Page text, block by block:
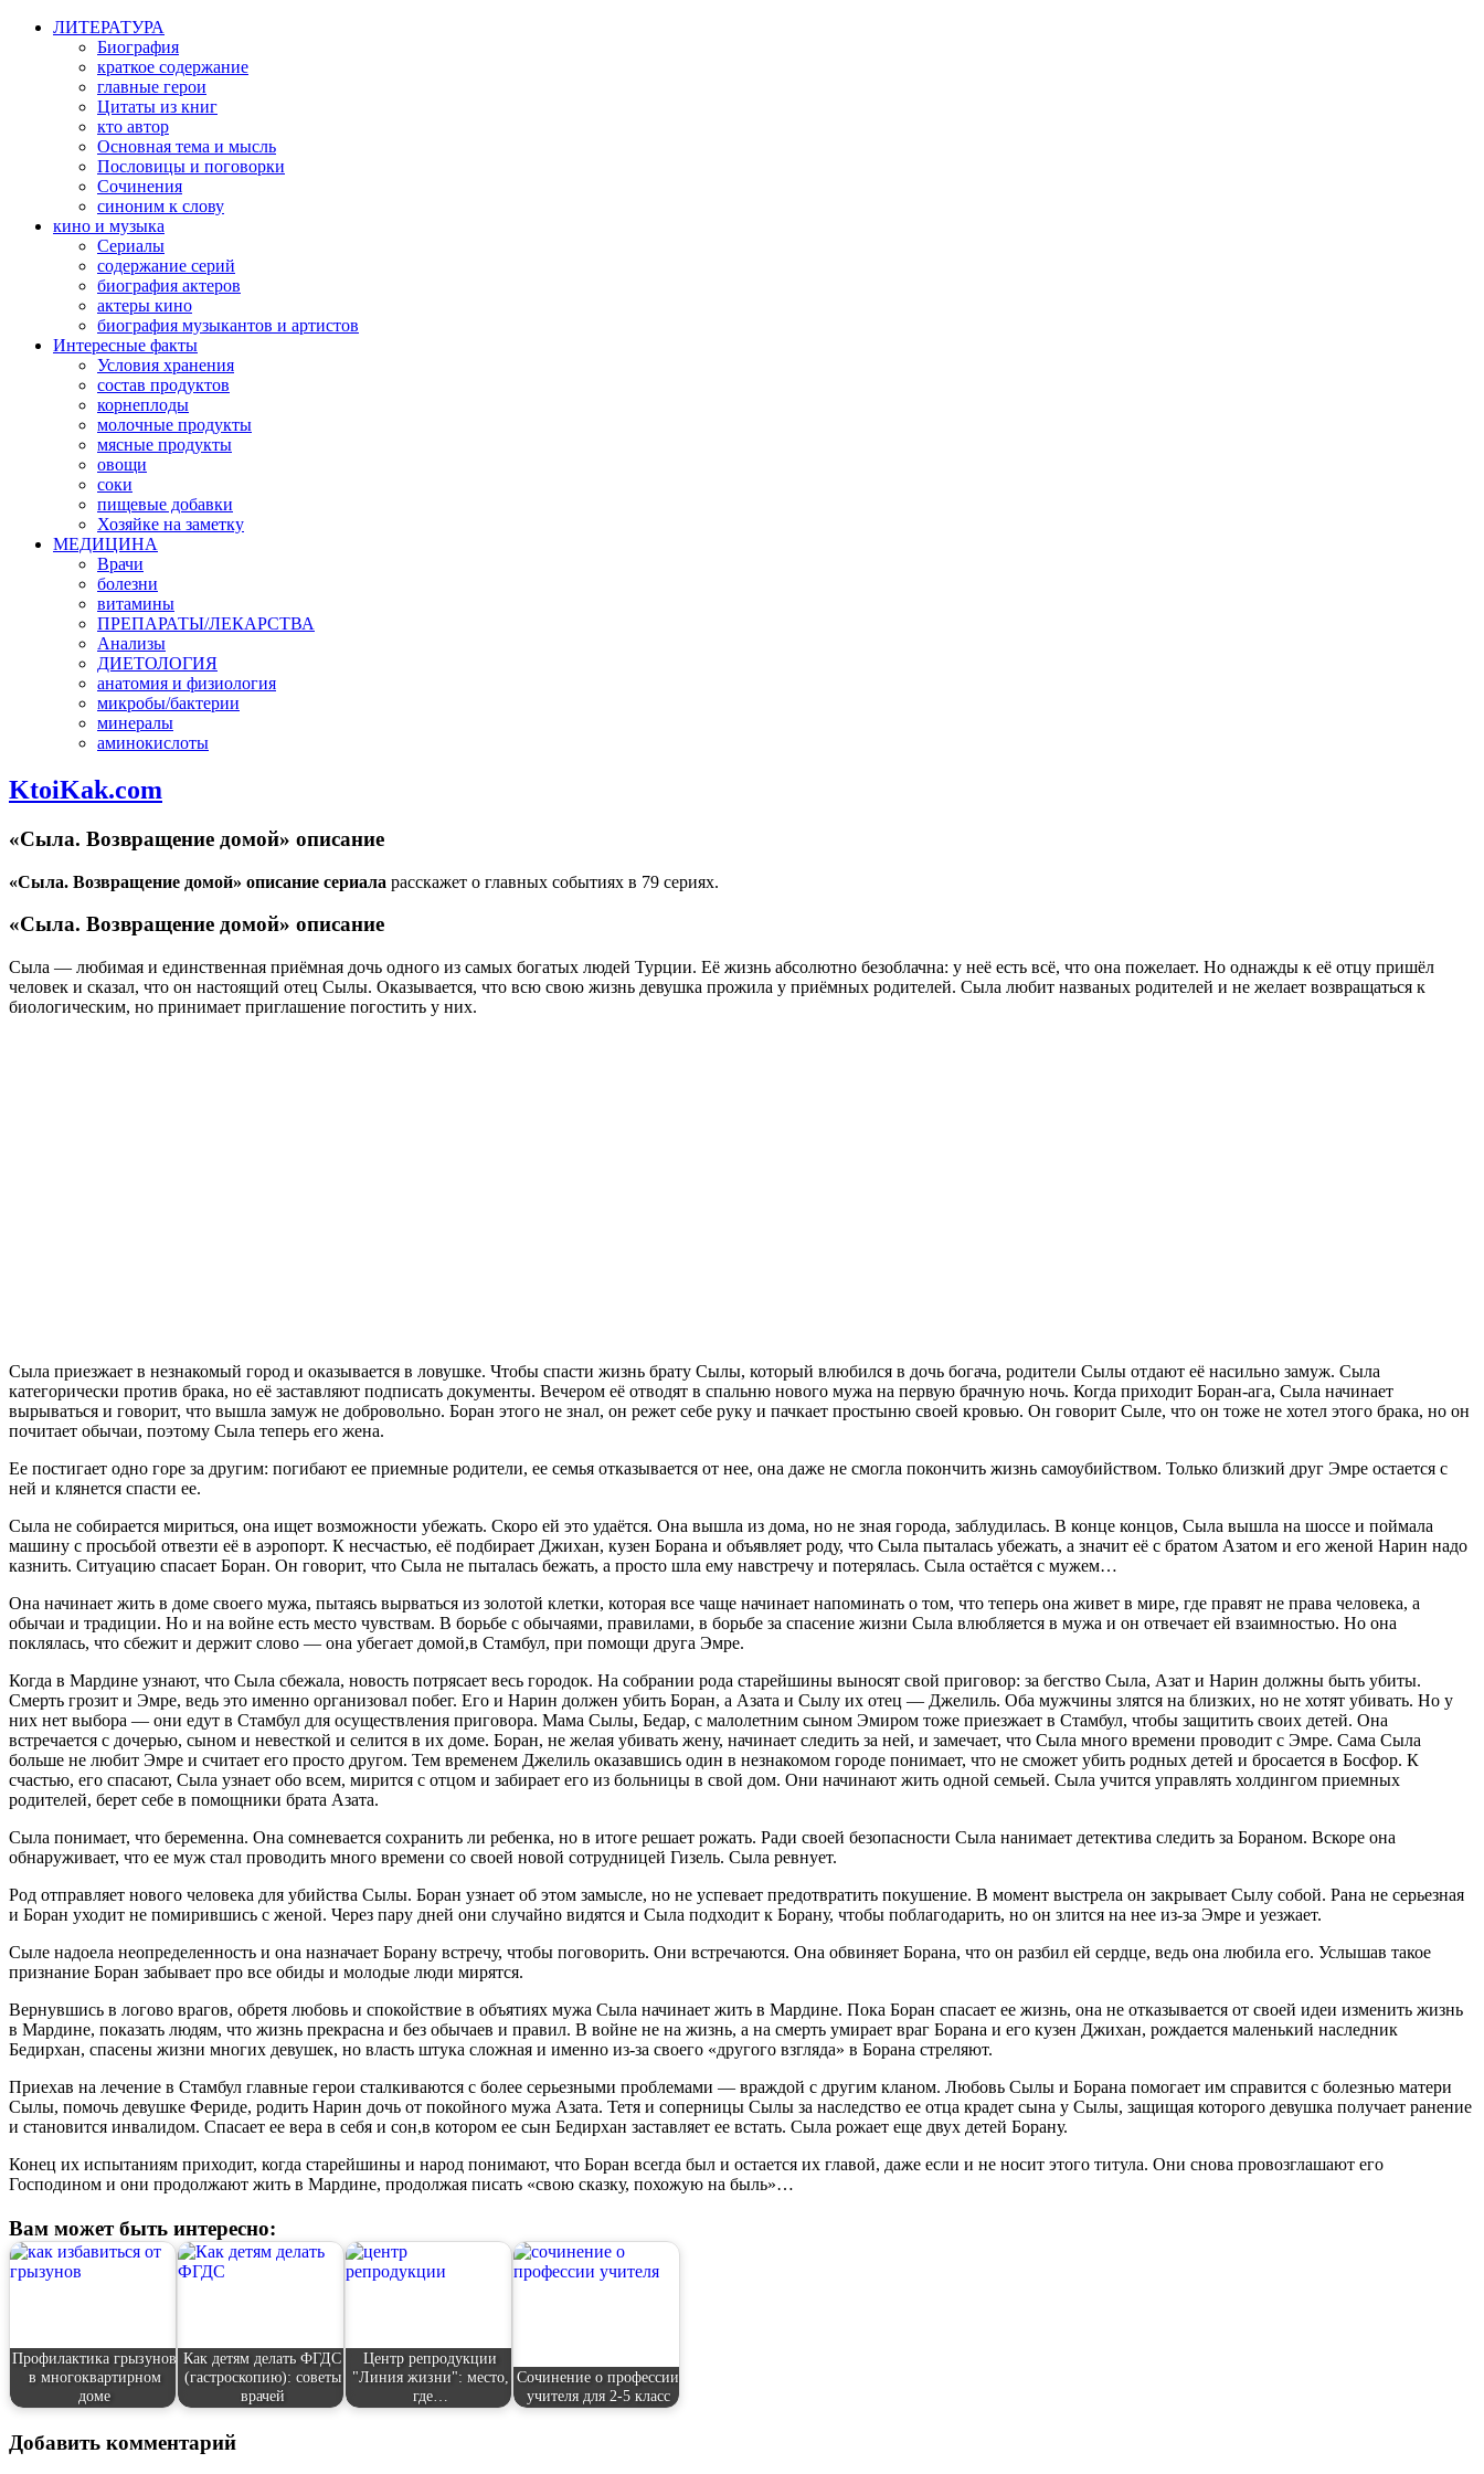
ЛИТЕРАТУРА
Биография
краткое содержание
главные герои
Цитаты из книг
кто автор
Основная тема и мысль
Пословицы и поговорки
Сочинения
синоним к слову
кино и музыка
Сериалы
содержание серий
биография актеров
актеры кино
биография музыкантов и артистов
Интересные факты
Условия хранения
состав продуктов
корнеплоды
молочные продукты
мясные продукты
овощи
соки
пищевые добавки
Хозяйке на заметку
МЕДИЦИНА
Врачи
болезни
витамины
ПРЕПАРАТЫ/ЛЕКАРСТВА
Анализы
ДИЕТОЛОГИЯ
анатомия и физиология
микробы/бактерии
минералы
аминокислоты
KtoiKak.com
«Сыла. Возвращение домой» описание
«Сыла. Возвращение домой» описание сериала расскажет о главных событиях в 79 сериях.
«Сыла. Возвращение домой» описание
Сыла — любимая и единственная приёмная дочь одного из самых богатых людей Турции. Её жизнь абсолютно безоблачна: у неё есть всё, что она пожелает. Но однажды к её отцу пришёл
человек и сказал, что он настоящий отец Сылы. Оказывается, что всю свою жизнь девушка прожила у приёмных родителей. Сыла любит названых родителей и не желает возвращаться к
биологическим, но принимает приглашение погостить у них.
Сыла приезжает в незнакомый город и оказывается в ловушке. Чтобы спасти жизнь брату Сылы, который влюбился в дочь богача, родители Сылы отдают её насильно замуж. Сыла
категорически против брака, но её заставляют подписать документы. Вечером её отводят в спальню нового мужа на первую брачную ночь. Когда приходит Боран-ага, Сыла начинает
вырываться и говорит, что вышла замуж не добровольно. Боран этого не знал, он режет себе руку и пачкает простыню своей кровью. Он говорит Сыле, что он тоже не хотел этого брака, но он
почитает обычаи, поэтому Сыла теперь его жена.
Ее постигает одно горе за другим: погибают ее приемные родители, ее семья отказывается от нее, она даже не смогла покончить жизнь самоубийством. Только близкий друг Эмре остается с
ней и клянется спасти ее.
Сыла не собирается мириться, она ищет возможности убежать. Скоро ей это удаётся. Она вышла из дома, но не зная города, заблудилась. В конце концов, Сыла вышла на шоссе и поймала
машину с просьбой отвезти её в аэропорт. К несчастью, её подбирает Джихан, кузен Борана и объявляет роду, что Сыла пыталась убежать, а значит её с братом Азатом и его женой Нарин надо
казнить. Ситуацию спасает Боран. Он говорит, что Сыла не пыталась бежать, а просто шла ему навстречу и потерялась. Сыла остаётся с мужем…
Она начинает жить в доме своего мужа, пытаясь вырваться из золотой клетки, которая все чаще начинает напоминать о том, что теперь она живет в мире, где правят не права человека, а
обычаи и традиции. Но и на войне есть место чувствам. В борьбе с обычаями, правилами, в борьбе за спасение жизни Сыла влюбляется в мужа и он отвечает ей взаимностью. Но она
поклялась, что сбежит и держит слово — она убегает домой,в Стамбул, при помощи друга Эмре.
Когда в Мардине узнают, что Сыла сбежала, новость потрясает весь городок. На собрании рода старейшины выносят свой приговор: за бегство Сыла, Азат и Нарин должны быть убиты.
Смерть грозит и Эмре, ведь это именно организовал побег. Его и Нарин должен убить Боран, а Азата и Сылу их отец — Джелиль. Оба мужчины злятся на близких, но не хотят убивать. Но у
них нет выбора — они едут в Стамбул для осуществления приговора. Мама Сылы, Бедар, с малолетним сыном Эмиром тоже приезжает в Стамбул, чтобы защитить своих детей. Она
встречается с дочерью, сыном и невесткой и селится в их доме. Боран, не желая убивать жену, начинает следить за ней, и замечает, что Сыла много времени проводит с Эмре. Сама Сыла
больше не любит Эмре и считает его просто другом. Тем временем Джелиль оказавшись один в незнакомом городе понимает, что не сможет убить родных детей и бросается в Босфор. К
счастью, его спасают, Сыла узнает обо всем, мирится с отцом и забирает его из больницы в свой дом. Они начинают жить одной семьей. Сыла учится управлять холдингом приемных
родителей, берет себе в помощники брата Азата.
Сыла понимает, что беременна. Она сомневается сохранить ли ребенка, но в итоге решает рожать. Ради своей безопасности Сыла нанимает детектива следить за Бораном. Вскоре она
обнаруживает, что ее муж стал проводить много времени со своей новой сотрудницей Гизель. Сыла ревнует.
Род отправляет нового человека для убийства Сылы. Боран узнает об этом замысле, но не успевает предотвратить покушение. В момент выстрела он закрывает Сылу собой. Рана не серьезная
и Боран уходит не помирившись с женой. Через пару дней они случайно видятся и Сыла подходит к Борану, чтобы поблагодарить, но он злится на нее из-за Эмре и уезжает.
Сыле надоела неопределенность и она назначает Борану встречу, чтобы поговорить. Они встречаются. Она обвиняет Борана, что он разбил ей сердце, ведь она любила его. Услышав такое
признание Боран забывает про все обиды и молодые люди мирятся.
Вернувшись в логово врагов, обретя любовь и спокойствие в объятиях мужа Сыла начинает жить в Мардине. Пока Боран спасает ее жизнь, она не отказывается от своей идеи изменить жизнь
в Мардине, показать людям, что жизнь прекрасна и без обычаев и правил. В войне не на жизнь, а на смерть умирает враг Борана и его кузен Джихан, рождается маленький наследник
Бедирхан, спасены жизни многих девушек, но власть штука сложная и именно из-за своего «другого взгляда» в Борана стреляют.
Приехав на лечение в Стамбул главные герои сталкиваются с более серьезными проблемами — враждой с другим кланом. Любовь Сылы и Борана помогает им справится с болезнью матери
Сылы, помочь девушке Фериде, родить Нарин дочь от покойного мужа Азата. Тетя и соперницы Сылы за наследство ее отца крадет сына у Сылы, защищая которого девушка получает ранение
и становится инвалидом. Спасает ее вера в себя и сон,в котором ее сын Бедирхан заставляет ее встать. Сыла рожает еще двух детей Борану.
Конец их испытаниям приходит, когда старейшины и народ понимают, что Боран всегда был и остается их главой, даже если и не носит этого титула. Они снова провозглашают его
Господином и они продолжают жить в Мардине, продолжая писать «свою сказку, похожую на быль»…
Вам может быть интересно:
Профилактика грызунов
в многоквартирном
доме
Как детям делать ФГДС
(гастроскопию): советы
врачей
Центр репродукции
"Линия жизни": место,
где…
Сочинение о профессии
учителя для 2-5 класс
Добавить комментарий